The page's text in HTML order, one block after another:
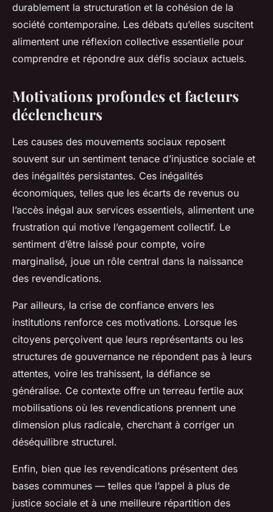
durablement la structuration et la cohésion de la
société contemporaine. Les débats qu’elles suscitent
alimentent une réflexion collective essentielle pour
comprendre et répondre aux défis sociaux actuels.
Motivations profondes et facteurs
déclencheurs
Les causes des mouvements sociaux reposent
souvent sur un sentiment tenace d’injustice sociale et
des inégalités persistantes. Ces inégalités
économiques, telles que les écarts de revenus ou
l’accès inégal aux services essentiels, alimentent une
frustration qui motive l’engagement collectif. Le
sentiment d’être laissé pour compte, voire
marginalisé, joue un rôle central dans la naissance
des revendications.
Par ailleurs, la crise de confiance envers les
institutions renforce ces motivations. Lorsque les
citoyens perçoivent que leurs représentants ou les
structures de gouvernance ne répondent pas à leurs
attentes, voire les trahissent, la défiance se
généralise. Ce contexte offre un terreau fertile aux
mobilisations où les revendications prennent une
dimension plus radicale, cherchant à corriger un
déséquilibre structurel.
Enfin, bien que les revendications présentent des
bases communes — telles que l’appel à plus de
justice sociale et à une meilleure répartition des